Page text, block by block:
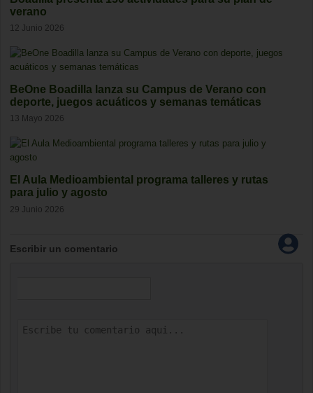
verano
12 Junio 2026
BeOne Boadilla lanza su Campus de Verano con
deporte, juegos acuáticos y semanas temáticas
13 Mayo 2026
El Aula Medioambiental programa talleres y rutas
para julio y agosto
29 Junio 2026
Escribir un comentario